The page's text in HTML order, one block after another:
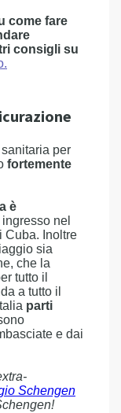
come fare
consigli su
per
fortemente
è
nel
Cuba. Inoltre
sia
che la
tutto il
a tutto il
parti
e dai
Schengen